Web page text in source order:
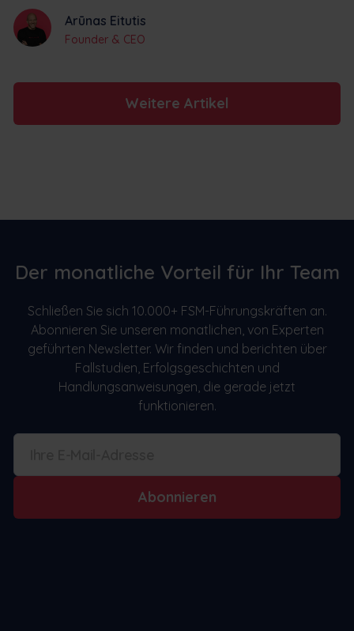
Arūnas Eitutis
Founder & CEO
Weitere Artikel
Der monatliche Vorteil für Ihr Team
Schließen Sie sich 10.000+ FSM-Führungskräften an.
Abonnieren Sie unseren monatlichen, von Experten
geführten Newsletter. Wir finden und berichten über
Fallstudien, Erfolgsgeschichten und
Handlungsanweisungen, die gerade jetzt
funktionieren.
Abonnieren